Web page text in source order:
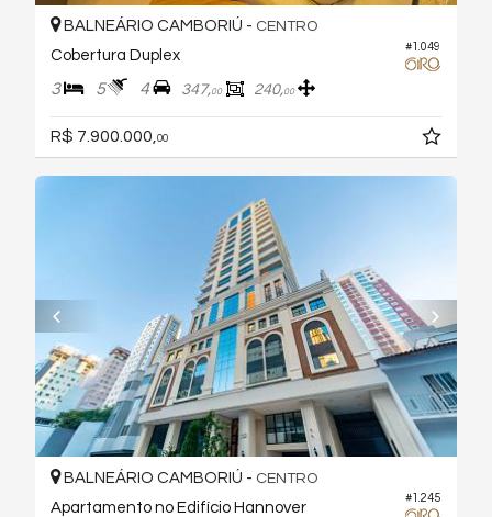
#1.049
BALNEÁRIO CAMBORIÚ - CENTRO
Cobertura Duplex
3 5 4 347,00 240,00
R$ 7.900.000, 00
#1.245
BALNEÁRIO CAMBORIÚ - CENTRO
Apartamento no Edifício Hannover